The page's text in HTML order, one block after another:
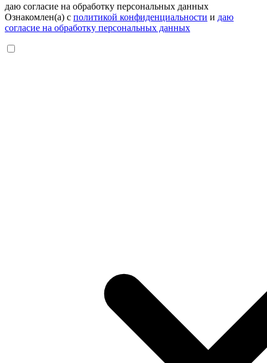
даю согласие на обработку персональных данных
Ознакомлен(а) с политикой конфиденциальности и даю
согласие на обработку персональных данных